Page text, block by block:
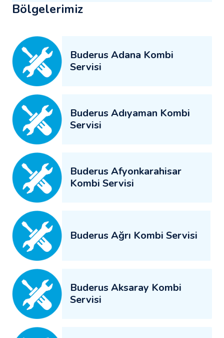
Bölgelerimiz
Buderus Adana Kombi
Servisi
Buderus Adıyaman Kombi
Servisi
Buderus Afyonkarahisar
Kombi Servisi
Buderus Ağrı Kombi Servisi
Buderus Aksaray Kombi
Servisi